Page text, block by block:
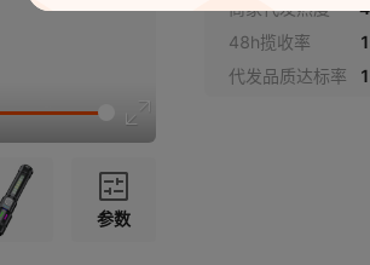
参数
商家代发热度
48h揽收率
代发品质达标率